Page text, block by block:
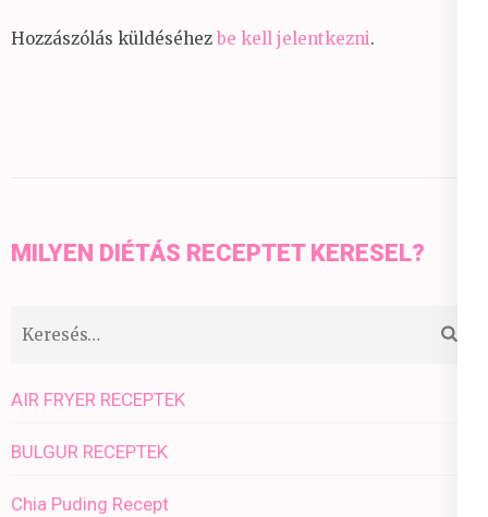
Hozzászólás küldéséhez be kell jelentkezni.
MILYEN DIÉTÁS RECEPTET KERESEL?
AIR FRYER RECEPTEK
BULGUR RECEPTEK
Chia Puding Recept